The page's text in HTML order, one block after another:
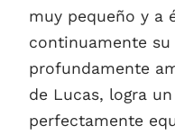
muy pequeño y a
continuamente
profundamente
de Lucas, logra
perfectamente